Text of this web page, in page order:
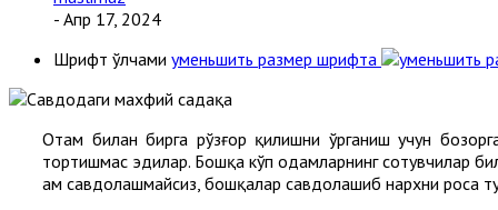
- Апр 17, 2024
Шрифт ўлчами уменьшить размер шрифта
Отам билан бирга рўзғор қилишни ўрганиш учун
тортишмас эдилар. Бошқа кўп одамларнинг сотувчилар
ҳам савдолашмайсиз, бошқалар савдолашиб нархни роса